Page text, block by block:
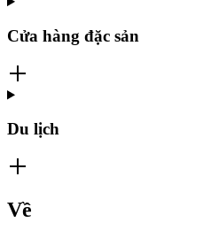
Cửa hàng đặc sản
Du lịch
Về